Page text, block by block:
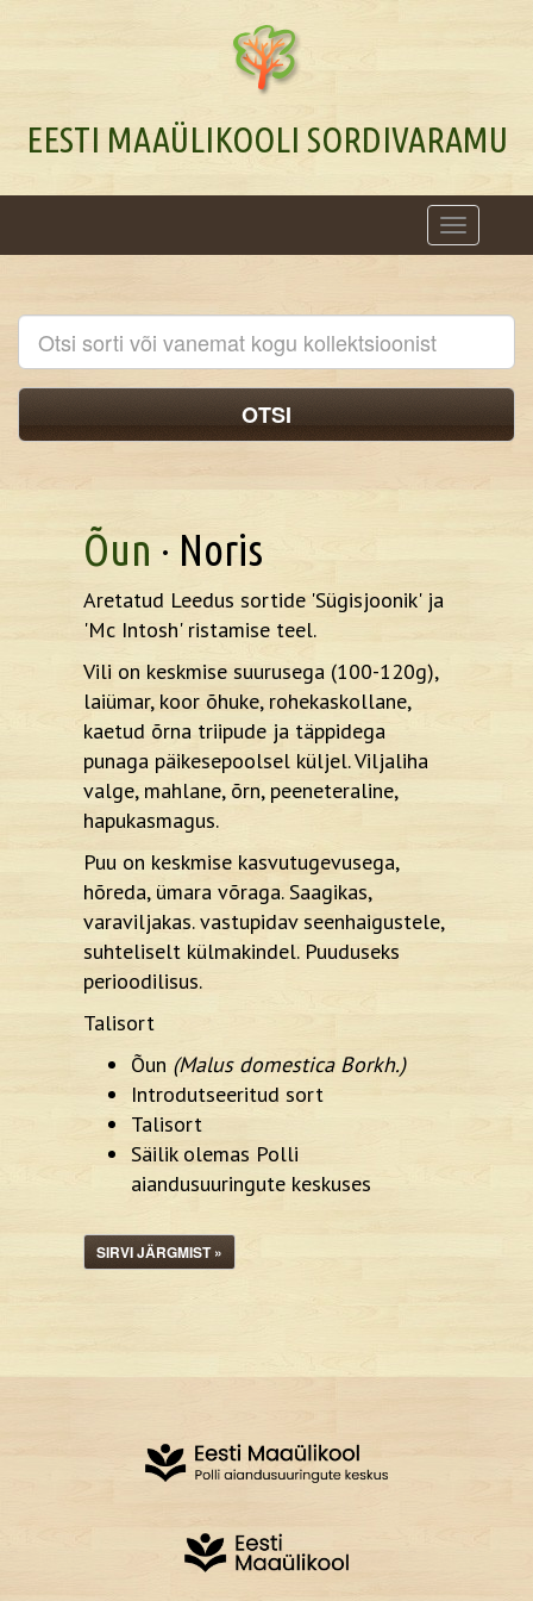
EESTI MAAÜLIKOOLI SORDIVARAMU
Toggle
navigation
OTSI
Õun · Noris
Aretatud Leedus sortide 'Sügisjoonik' ja
'Mc Intosh' ristamise teel.
Vili on keskmise suurusega (100-120g),
laiümar, koor õhuke, rohekaskollane,
kaetud õrna triipude ja täppidega
punaga päikesepoolsel küljel. Viljaliha
valge, mahlane, õrn, peeneteraline,
hapukasmagus.
Puu on keskmise kasvutugevusega,
hõreda, ümara võraga. Saagikas,
varaviljakas. vastupidav seenhaigustele,
suhteliselt külmakindel. Puuduseks
perioodilisus.
Talisort
Õun (Malus domestica Borkh.)
Introdutseeritud sort
Talisort
Säilik olemas Polli
aiandusuuringute keskuses
SIRVI JÄRGMIST »